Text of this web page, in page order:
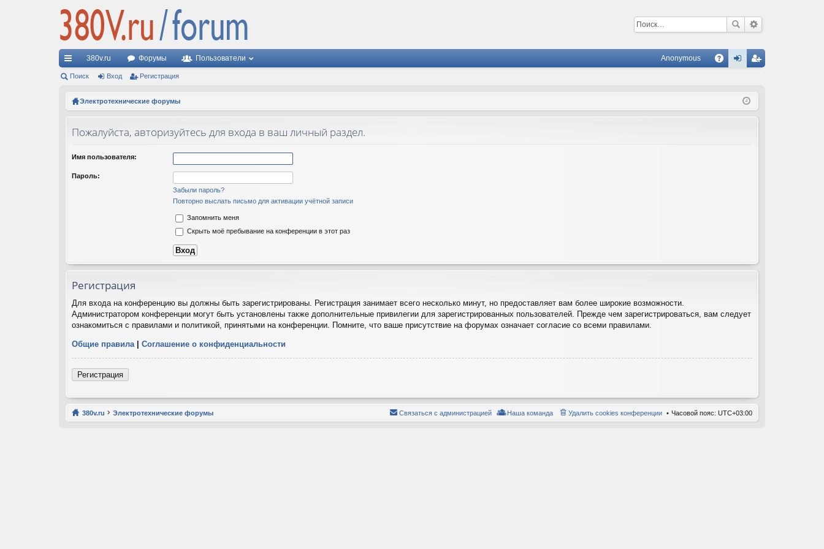
С
с
380v.ru Форумы Пользователи Anonymous
ис
Поиск Вход Регистрация
Электротехнические форумы
Пожалуйста, авторизуйтесь для входа в ваш личный раздел.
Имя пользователя:
Пароль:
Забыли пароль?
Повторно выслать письмо для активации учётной записи
Запомнить меня
Скрыть моё пребывание на конференции в этот раз
Регистрация
Для входа на конференцию вы должны быть зарегистрированы. Регистрация занимает всего несколько минут, но предоставляет вам более широкие возможности.
Администратором конференции могут быть установлены также дополнительные привилегии для зарегистрированных пользователей. Прежде чем зарегистрироваться, вам следует
ознакомиться с правилами и политикой, принятыми на конференции. Помните, что ваше присутствие на форумах означает согласие со всеми правилами.
Общие правила | Соглашение о конфиденциальности
Регистрация
380v.ru Электротехнические форумы Часовой пояс: UTC+03:00
Удалить cookies конференции
Наша команда
Связаться с администрацией